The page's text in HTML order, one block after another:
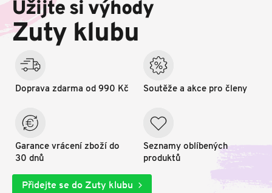
a
í
Užijte si výhody
Zuty klubu
Doprava zdarma od 990 Kč
Garance vrácení zboží do
30 dnů
Soutěže a akce pro členy
Seznamy oblíbených
produktů
Přidejte se do Zuty klubu